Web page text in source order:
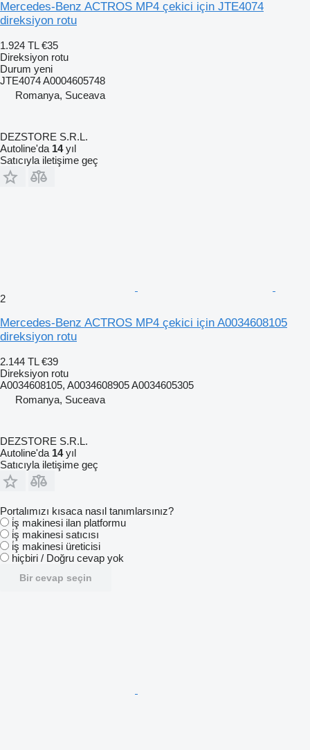
Mercedes-Benz ACTROS MP4 çekici için JTE4074
direksiyon rotu
1.924 TL €35
Direksiyon rotu
Durum yeni
JTE4074 A0004605748
Romanya, Suceava
DEZSTORE S.R.L.
Autoline'da 14yıl
Satıcıyla iletişime geç
2
Mercedes-Benz ACTROS MP4 çekici için A0034608105
direksiyon rotu
2.144 TL €39
Direksiyon rotu
A0034608105, A0034608905 A0034605305
Romanya, Suceava
DEZSTORE S.R.L.
Autoline'da 14yıl
Satıcıyla iletişime geç
Portalımızı kısaca nasıl tanımlarsınız?
i̇ş makinesi ilan platformu
i̇ş makinesi satıcısı
i̇ş makinesi üreticisi
hiçbiri / Doğru cevap yok
Bir cevap seçin